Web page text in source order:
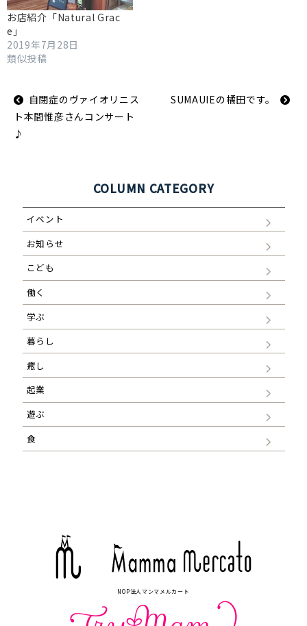
お店紹介「Natural Grac
e」
2019年7月28日
類似投稿
稿
ゲ
自閉症のヴァイオリニス
ト本間惟彦さんコンサート
♪
SUMAUIEの橘田です。
COLUMN CATEGORY
イベント
お知らせ
こども
働く
学ぶ
暮らし
癒し
起業
遊ぶ
食
NOP法人マンマメルカート